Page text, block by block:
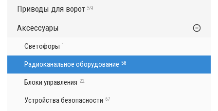
Приводы для ворот 59
Аксессуары
Светофоры 1
Радиоканальное оборудование 58
Блоки управления 22
Устройства безопасности 67